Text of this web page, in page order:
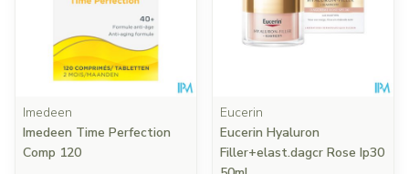
Imedeen
Imedeen Time Perfection
Comp 120
Eucerin
Eucerin Hyaluron
Filler+elast.dagcr Rose Ip30